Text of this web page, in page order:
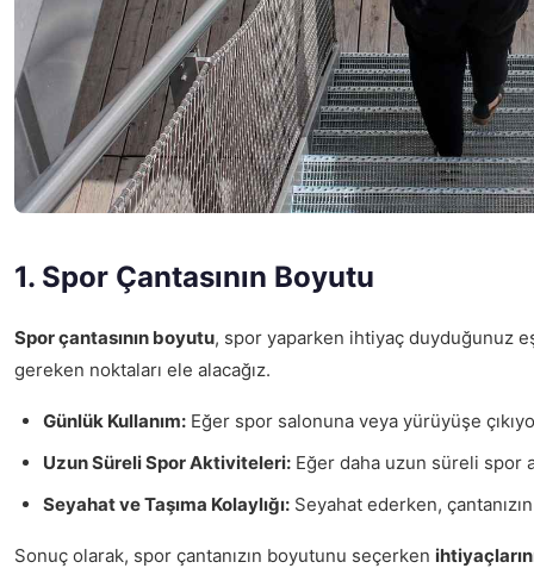
1. Spor Çantasının Boyutu
Spor çantasının boyutu, spor yaparken ihtiyaç duyduğunuz
gereken noktaları ele alacağız.
Günlük Kullanım: Eğer spor salonuna veya yürüyüşe
Uzun Süreli Spor Aktiviteleri: Eğer daha uzun süreli spor
Seyahat ve Taşıma Kolaylığı: Seyahat ederken,
Sonuç olarak, spor çantanızın boyutunu seçerken